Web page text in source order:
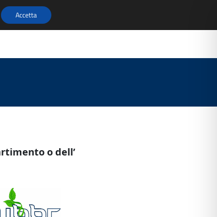
CONFERENZA 2026
o dell’
Accetta